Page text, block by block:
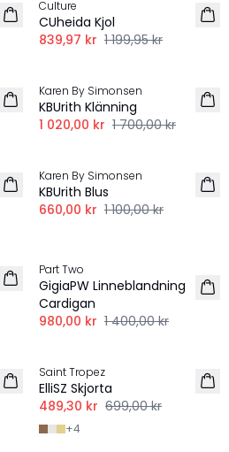
LINNE
Culture
CUheida Kjol
839,97 kr 1 199,95 kr
LINNE
Karen By Simonsen
KBUrith Klänning
1 020,00 kr 1 700,00 kr
LINNE
Karen By Simonsen
KBUrith Blus
660,00 kr 1 100,00 kr
LINNE
Part Two
GigiaPW Linneblandning
Cardigan
980,00 kr 1 400,00 kr
LINNE
Saint Tropez
ElliSZ Skjorta
489,30 kr 699,00 kr
+4